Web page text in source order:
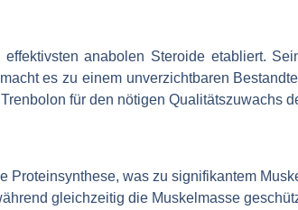
anabolen Steroide etabliert.
es zu einem unverzichtbaren
für den nötigen Qualitätszuwachs
Proteinsynthese, was zu signifikantem
gleichzeitig die Muskelmasse